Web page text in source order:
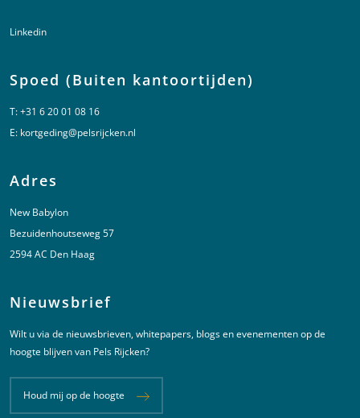
Linkedin
Spoed (Buiten kantoortijden)
T:+31 6 20 01 08 16
E: kortgeding@pelsrijcken.nl
Adres
New Babylon
Bezuidenhoutseweg 57
2594 AC Den Haag
Nieuwsbrief
Wilt u via de nieuwsbrieven, whitepapers, blogs en evenementen op de
hoogte blijven van Pels Rijcken?
Houd mij op de hoogte